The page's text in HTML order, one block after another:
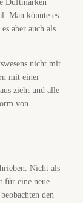
Duftmarken
Man könnte es
aber auch als
nicht mit
mit einer
zieht und alle
von
Nicht als
für eine neue
den